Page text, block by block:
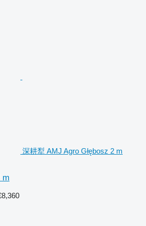
深耕犁 AMJ Agro Głębosz 2 m
m